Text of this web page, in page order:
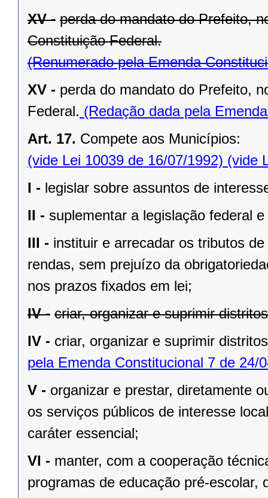
XV - perda do mandato do Prefeito,
Constituição Federal.
(Renumerado pela Emenda
XV - perda do mandato do Prefeito,
Federal. (Redação dada pela
Art. 17. Compete aos Municípios:
(vide Lei 10039 de 16/07/1992) (vide
I - legislar sobre assuntos de
II - suplementar a legislação federal
III - instituir e arrecadar os tributos
rendas, sem prejuízo da
nos prazos ﬁxados em lei;
IV - criar, organizar e suprimir
IV - criar, organizar e suprimir
pela Emenda Constitucional 7 de 24/
V - organizar e prestar, diretamente
os serviços públicos de interesse
caráter essencial;
VI - manter, com a cooperação
programas de educação pré-escolar,